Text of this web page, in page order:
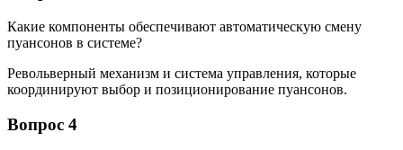
Какие компоненты обеспечивают автоматическую смену
пуансонов в системе?
Револьверный механизм и система управления, которые
координируют выбор и позиционирование пуансонов.
Вопрос 4